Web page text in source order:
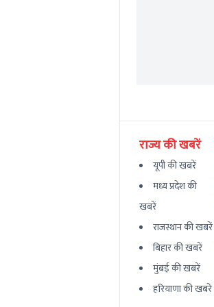
राज्य की खबरें
यूपी की खबरें
मध्य प्रदेश की
खबरें
राजस्थान की खबरें
बिहार की खबरें
मुंबई की खबरें
हरियाणा की खबरें